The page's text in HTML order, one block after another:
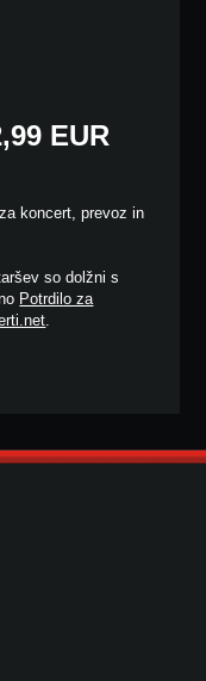
EUR
koncert, prevoz in
so dolžni s
Potrdilo za
.